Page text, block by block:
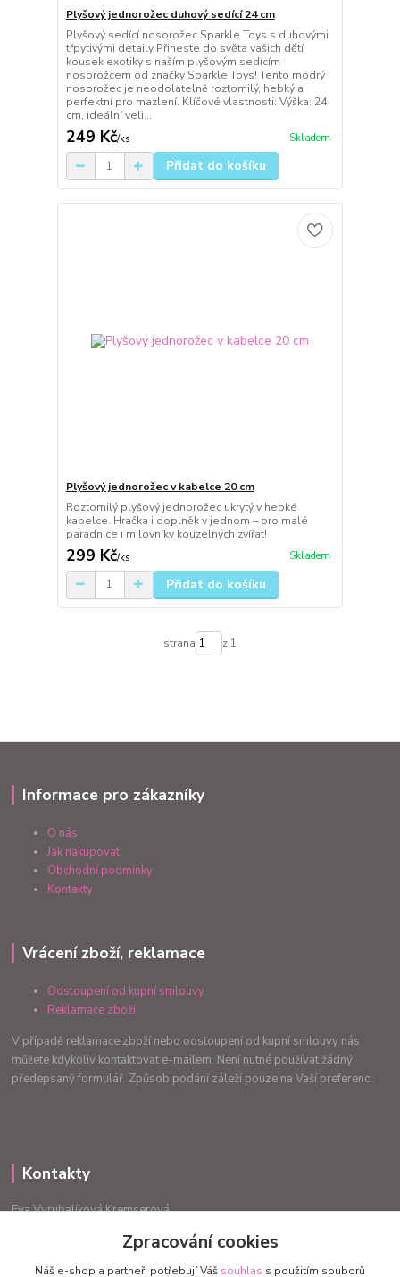
Plyšový jednorožec duhový sedící 24 cm
Plyšový sedící nosorožec Sparkle Toys s duhovými
třpytivými detaily Přineste do světa vašich dětí
kousek exotiky s naším plyšovým sedícím
nosorožcem od značky Sparkle Toys! Tento modrý
nosorožec je neodolatelně roztomilý, hebký a
perfektní pro mazlení. Klíčové vlastnosti: Výška: 24
cm, ideální veli...
249 Kč/ks Skladem
Přidat do košíku
Plyšový jednorožec v kabelce 20 cm
Roztomilý plyšový jednorožec ukrytý v hebké
kabelce. Hračka i doplněk v jednom – pro malé
parádnice i milovníky kouzelných zvířat!
299 Kč/ks Skladem
Přidat do košíku
strana z 1
Informace pro zákazníky
O nás
Jak nakupovat
Obchodní podmínky
Kontakty
Vrácení zboží, reklamace
Odstoupení od kupní smlouvy
Reklamace zboží
V případě reklamace zboží nebo odstoupení od kupní smlouvy nás
můžete kdykoliv kontaktovat e-mailem. Není nutné používat žádný
předepsaný formulář. Způsob podání záleží pouze na Vaší preferenci.
Kontakty
Eva Vyrubalíková Kremserová
info.radost@email.cz
Zpracování cookies
Náš e-shop a partneři potřebují Váš souhlas s použitím souborů